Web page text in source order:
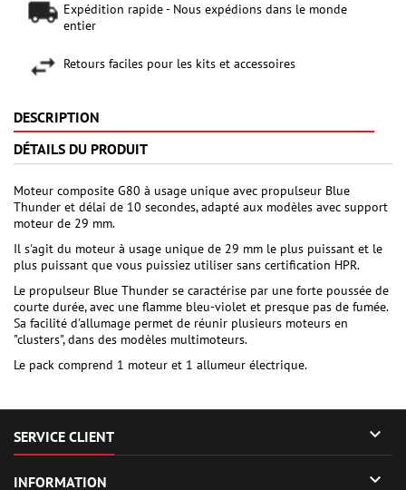
Expédition rapide - Nous expédions dans le monde
entier
Retours faciles pour les kits et accessoires
DESCRIPTION
DÉTAILS DU PRODUIT
Moteur composite G80 à usage unique avec propulseur Blue
Thunder et délai de 10 secondes, adapté aux modèles avec support
moteur de 29 mm.
Il s'agit du moteur à usage unique de 29 mm le plus puissant et le
plus puissant que vous puissiez utiliser sans certification HPR.
Le propulseur Blue Thunder se caractérise par une forte poussée de
courte durée, avec une flamme bleu-violet et presque pas de fumée.
Sa facilité d'allumage permet de réunir plusieurs moteurs en
"clusters", dans des modèles multimoteurs.
Le pack comprend 1 moteur et 1 allumeur électrique.
SERVICE CLIENT 
INFORMATION 